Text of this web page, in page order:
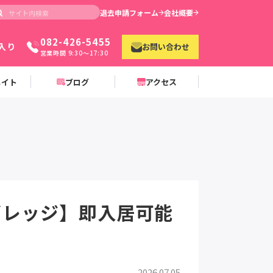
退去申請フォーム 会社概要
り 082-426-5455
営業時間 9:30〜17:30
お問い合わせ
ト ブログ アクセス
ッジ】即入居可能